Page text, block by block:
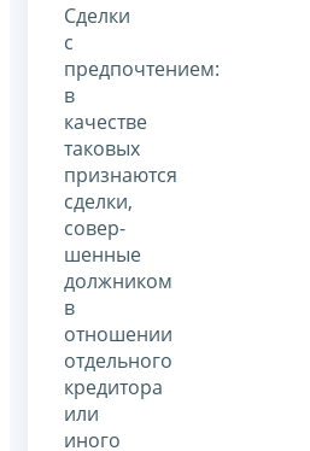
Сделки
с
предпочтением:
в
качестве
таковых
признаются
сделки,
совер­
шенные
должником
в
отношении
отдельного
кредитора
или
иного